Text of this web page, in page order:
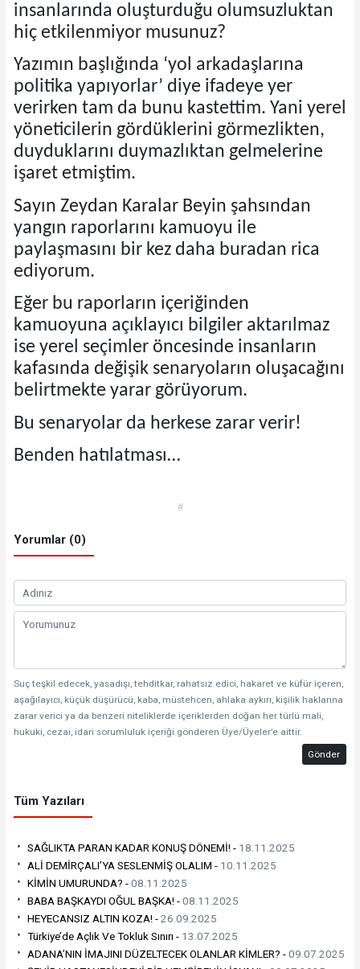
insanlarında oluşturduğu olumsuzluktan
hiç etkilenmiyor musunuz?
Yazımın başlığında ‘yol arkadaşlarına
politika yapıyorlar’ diye ifadeye yer
verirken tam da bunu kastettim. Yani yerel
yöneticilerin gördüklerini görmezlikten,
duyduklarını duymazlıktan gelmelerine
işaret etmiştim.
Sayın Zeydan Karalar Beyin şahsından
yangın raporlarını kamuoyu ile
paylaşmasını bir kez daha buradan rica
ediyorum.
Eğer bu raporların içeriğinden
kamuoyuna açıklayıcı bilgiler aktarılmaz
ise yerel seçimler öncesinde insanların
kafasında değişik senaryoların oluşacağını
belirtmekte yarar görüyorum.
Bu senaryolar da herkese zarar verir!
Benden hatılatması…
#
Yorumlar (0)
Suç teşkil edecek, yasadışı, tehditkar, rahatsız edici, hakaret ve küfür içeren,
aşağılayıcı, küçük düşürücü, kaba, müstehcen, ahlaka aykırı, kişilik haklarına
zarar verici ya da benzeri niteliklerde içeriklerden doğan her türlü mali,
hukuki, cezai, idari sorumluluk içeriği gönderen Üye/Üyeler’e aittir.
Gönder
Tüm Yazıları
SAĞLIKTA PARAN KADAR KONUŞ DÖNEMİ! - 18.11.2025
ALİ DEMİRÇALI’YA SESLENMİŞ OLALIM - 10.11.2025
KİMİN UMURUNDA? -08.11.2025
BABA BAŞKAYDI OĞUL BAŞKA! -08.11.2025
HEYECANSIZ ALTIN KOZA! -26.09.2025
Türkiye’de Açlık Ve Tokluk Sınırı - 13.07.2025
ADANA’NIN İMAJINI DÜZELTECEK OLANLAR KİMLER? -09.07.2025